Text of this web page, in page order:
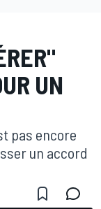
UN
pas encore
un accord